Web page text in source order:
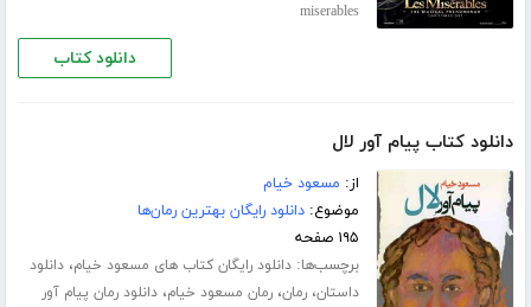
miserables
دانلود کتاب
دانلود کتاب پیام آور لال
از: مسعود خیام
موضوع:دانلود رایگان بهترین رمان‌ها
۱۹۵ صفحه
برچسب‌ها:دانلود رایگان کتاب های مسعود خیام،دانلود
داستان،رمان،رمان مسعود خیام،دانلود رمان پیام آور